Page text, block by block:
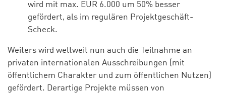
wird mit max. EUR 6.000 um 50% besser
gefördert, als im regulären Projektgeschäft-
Scheck.
Weiters wird weltweit nun auch die Teilnahme an
privaten internationalen Ausschreibungen (mit
öffentlichem Charakter und zum öffentlichen Nutzen)
gefördert. Derartige Projekte müssen von